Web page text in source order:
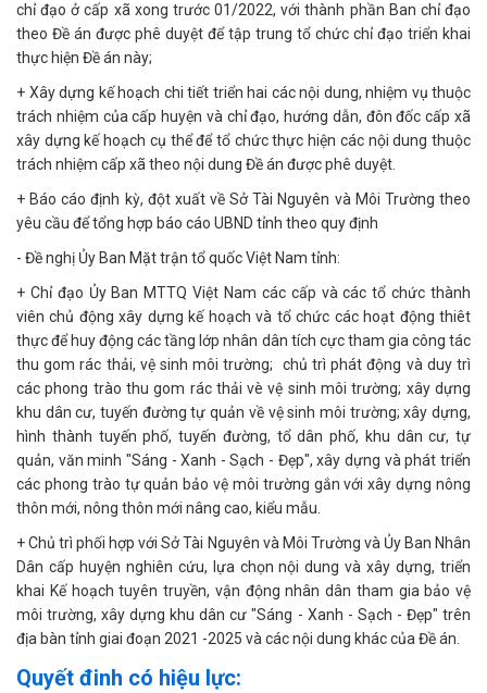
chỉ đạo ở cấp xã xong trước 01/2022, với thành phần Ban chỉ đạo
theo Đề án được phê duyệt để tập trung tổ chức chỉ đạo triển khai
thực hiện Đề án này;
+ Xây dựng kế hoạch chi tiết triển hai các nội dung, nhiệm vụ thuộc
trách nhiệm của cấp huyện và chỉ đạo, hướng dẫn, đôn đốc cấp xã
xây dựng kế hoạch cụ thể để tổ chức thực hiện các nội dung thuộc
trách nhiệm cấp xã theo nội dung Đề án được phê duyệt.
+ Báo cáo định kỳ, đột xuất về Sở Tài Nguyên và Môi Trường theo
yêu cầu để tổng hợp báo cáo UBND tỉnh theo quy định
- Đề nghị Ủy Ban Mặt trận tổ quốc Việt Nam tỉnh:
+ Chỉ đạo Ủy Ban MTTQ Việt Nam các cấp và các tổ chức thành
viên chủ động xây dựng kế hoạch và tổ chức các hoạt động thiêt
thực để huy động các tầng lớp nhân dân tích cực tham gia công tác
thu gom rác thải, vệ sinh môi trường; chủ trì phát động và duy trì
các phong trào thu gom rác thải vè vệ sinh môi trường; xây dựng
khu dân cư, tuyến đường tự quản về vệ sinh môi trường; xây dựng,
hình thành tuyến phố, tuyến đường, tổ dân phố, khu dân cư, tự
quản, văn minh "Sáng - Xanh - Sạch - Đẹp", xây dựng và phát triển
các phong trào tự quản bảo vệ môi trường gắn với xây dựng nông
thôn mới, nông thôn mới nâng cao, kiểu mẫu.
+ Chủ trì phối hợp với Sở Tài Nguyên và Môi Trường và Ủy Ban Nhân
Dân cấp huyện nghiên cứu, lựa chọn nội dung và xây dựng, triển
khai Kế hoạch tuyên truyền, vận động nhân dân tham gia bảo vệ
môi trường, xây dựng khu dân cư "Sáng - Xanh - Sạch - Đẹp" trên
địa bàn tỉnh giai đoạn 2021 -2025 và các nội dung khác của Đề án.
Quyết đinh có hiệu lực: